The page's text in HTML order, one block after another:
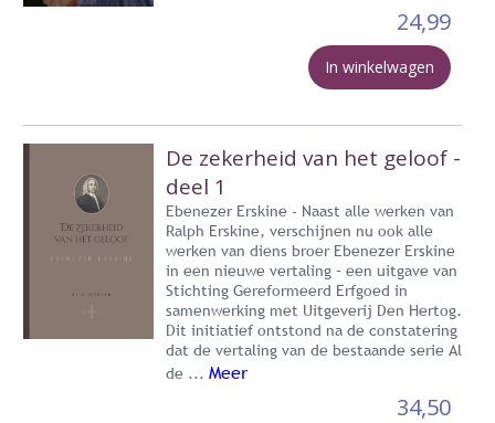
24,99
In winkelwagen
De zekerheid van het geloof -
deel 1
Ebenezer Erskine - Naast alle werken van
Ralph Erskine, verschijnen nu ook alle
werken van diens broer Ebenezer Erskine
in een nieuwe vertaling – een uitgave van
Stichting Gereformeerd Erfgoed in
samenwerking met Uitgeverij Den Hertog.
Dit initiatief ontstond na de constatering
dat de vertaling van de bestaande serie Al
de ... Meer
34,50